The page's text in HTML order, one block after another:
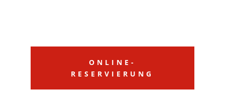
ONLINE-
RESERVIERUNG